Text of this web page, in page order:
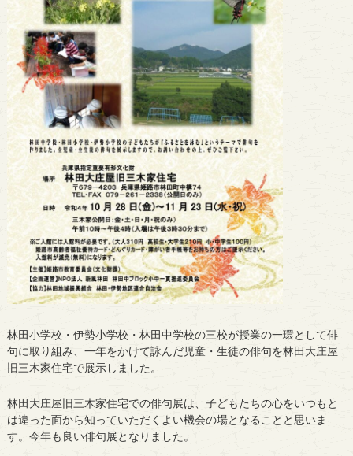
林田小学校・伊勢小学校・林田中学校の三校が授業の一環として俳
句に取り組み、一年をかけて詠んだ児童・生徒の俳句を林田大庄屋
旧三木家住宅で展示しました。
林田大庄屋旧三木家住宅での俳句展は、子どもたちの心をいつもと
は違った面から知っていただくよい機会の場となることと思いま
す。今年も良い俳句展となりました。